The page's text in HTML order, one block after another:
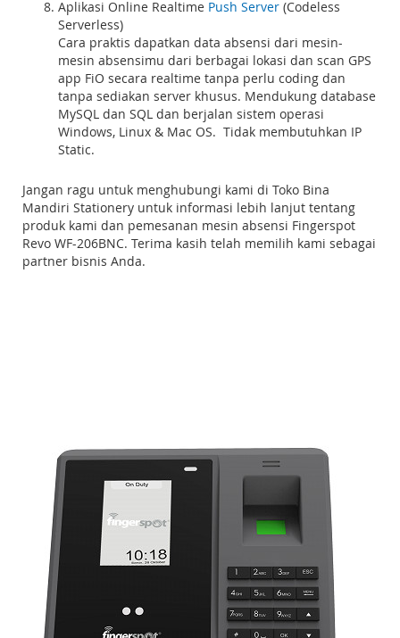
Aplikasi Online Realtime Push Server (Codeless
Serverless)
Cara praktis dapatkan data absensi dari mesin-
mesin absensimu dari berbagai lokasi dan scan GPS
app FiO secara realtime tanpa perlu coding dan
tanpa sediakan server khusus. Mendukung database
MySQL dan SQL dan berjalan sistem operasi
Windows, Linux & Mac OS. Tidak membutuhkan IP
Static.
Jangan ragu untuk menghubungi kami di Toko Bina
Mandiri Stationery untuk informasi lebih lanjut tentang
produk kami dan pemesanan mesin absensi Fingerspot
Revo WF-206BNC. Terima kasih telah memilih kami sebagai
partner bisnis Anda.